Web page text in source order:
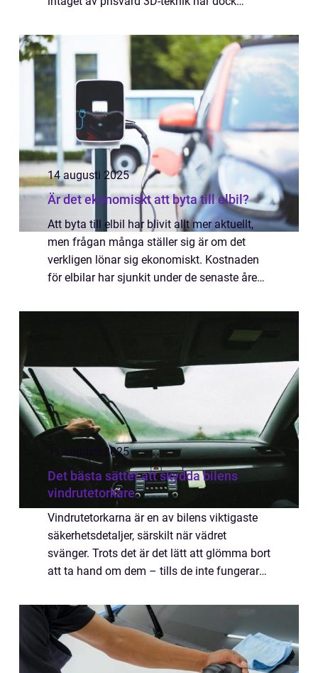
14 augusti 2025
Är det ekonomiskt att byta till elbil?
Att byta till elbil har blivit allt mer aktuellt,
men frågan många ställer sig är om det
verkligen lönar sig ekonomiskt. Kostnaden
för elbilar har sjunkit under de senaste åren,
11 augusti 2025
Det bästa sättet att skydda bilens
vindrutetorkare
Vindrutetorkarna är en av bilens viktigaste
säkerhetsdetaljer, särskilt när vädret
svänger. Trots det är det lätt att glömma bort
att ta hand om dem – tills de inte fungerar